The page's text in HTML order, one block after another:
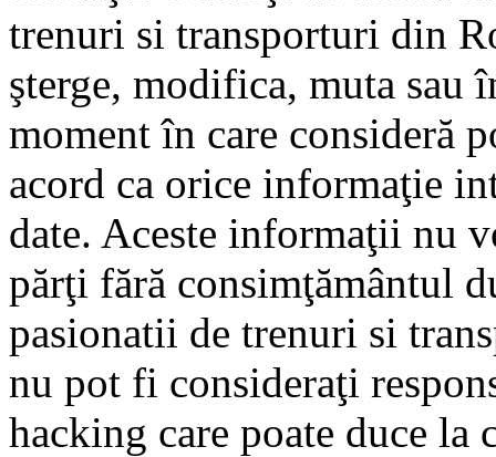
trenuri si transporturi din
şterge, modifica, muta sau
moment în care consideră
acord ca orice informaţie
date. Aceste informaţii nu
părţi fără consimţământul
pasionatii de trenuri si
nu pot fi consideraţi
hacking care poate duce la